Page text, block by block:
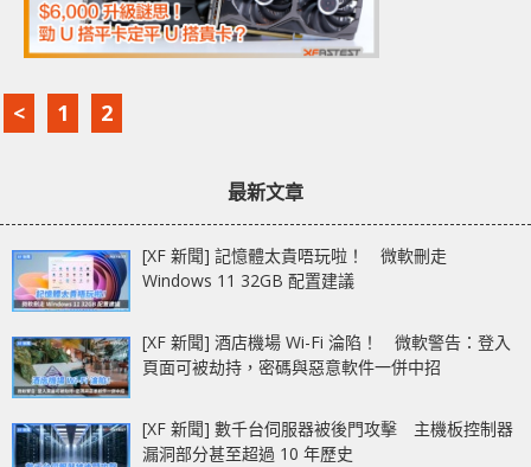
< 1 2
最新文章
[XF 新聞] 記憶體太貴唔玩啦！ 微軟刪走
Windows 11 32GB 配置建議
[XF 新聞] 酒店機場 Wi-Fi 淪陷！ 微軟警告：登入
頁面可被劫持，密碼與惡意軟件一併中招
[XF 新聞] 數千台伺服器被後門攻擊 主機板控制器
漏洞部分甚至超過 10 年歷史